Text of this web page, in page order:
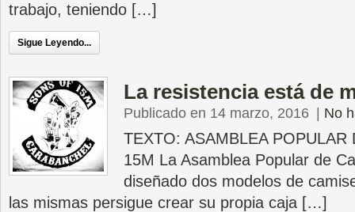
trabajo, teniendo […]
Sigue Leyendo...
La resistencia está de
Publicado en 14 marzo, 2016 No
TEXTO: ASAMBLEA POPULAR
15M La Asamblea Popular de
diseñado dos modelos de
las mismas persigue crear su propia caja […]